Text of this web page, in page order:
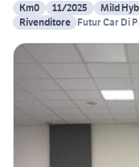
Km0
11/2025 Mild
Rivenditore Futur Car Di